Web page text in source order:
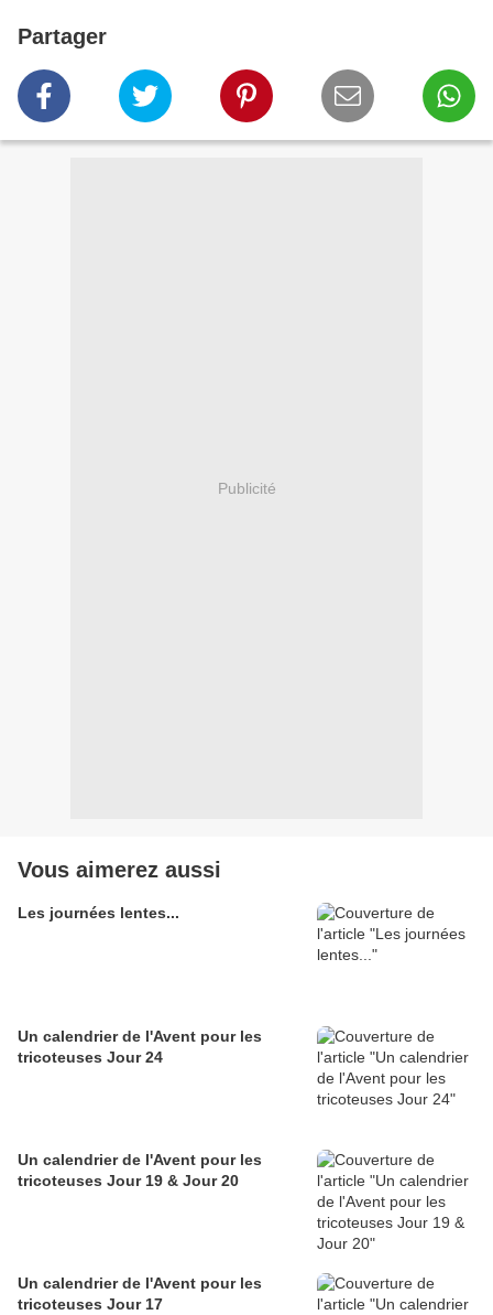
Partager
Publicité
Vous aimerez aussi
Les journées lentes...
Un calendrier de l'Avent pour les
tricoteuses Jour 24
Un calendrier de l'Avent pour les
tricoteuses Jour 19 & Jour 20
Un calendrier de l'Avent pour les
tricoteuses Jour 17